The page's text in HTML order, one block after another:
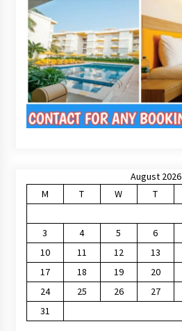
August 2026
M
T W T
3
4 5 6
10
11 12 13
17
18 19 20
24
25 26 27
31